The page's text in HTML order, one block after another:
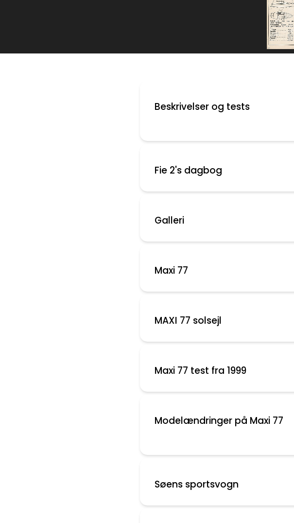
Beskrivelser og tests
Fie 2's dagbog
Galleri
Maxi 77
MAXI 77 solsejl
Maxi 77 test fra 1999
Modelændringer på Maxi 77
Søens sportsvogn